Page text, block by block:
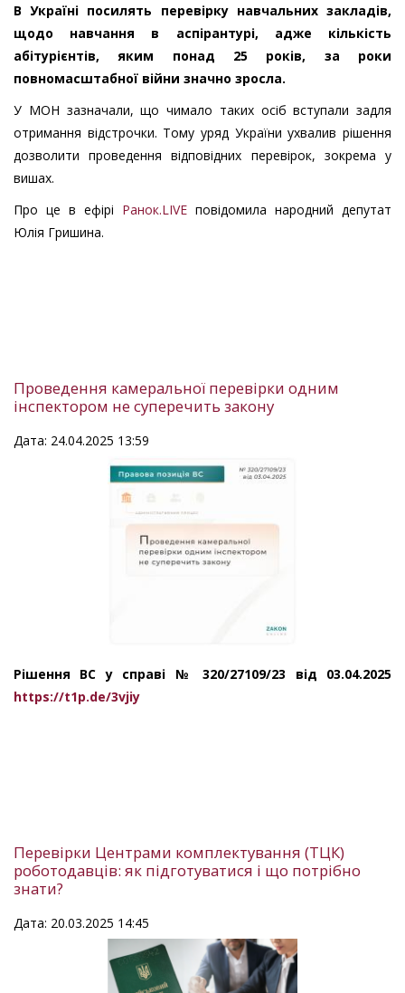
В Україні посилять перевірку навчальних закладів,
щодо навчання в аспірантурі, адже кількість
абітурієнтів, яким понад 25 років, за роки
повномасштабної війни значно зросла.
У МОН зазначали, що чимало таких осіб вступали задля
отримання відстрочки. Тому уряд України ухвалив рішення
дозволити проведення відповідних перевірок, зокрема у
вишах.
Про це в ефірі Ранок.LIVE повідомила народний депутат
Юлія Гришина.
Проведення камеральної перевірки одним
інспектором не суперечить закону
Дата: 24.04.2025 13:59
Рішення ВС у справі № 320/27109/23 від 03.04.2025
https://t1p.de/3vjiy
Перевірки Центрами комплектування (ТЦК)
роботодавців: як підготуватися і що потрібно
знати?
Дата: 20.03.2025 14:45